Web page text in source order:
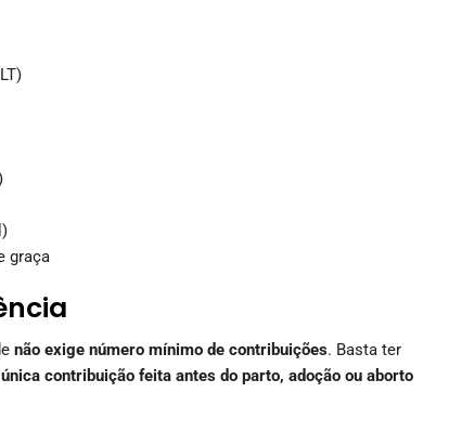
graça
não exige número mínimo de contribuições. Basta ter
contribuição feita antes do parto, adoção ou aborto